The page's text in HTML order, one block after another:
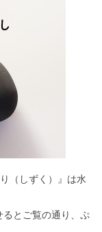
（しずく）』は水
とご覧の通り、ぷ